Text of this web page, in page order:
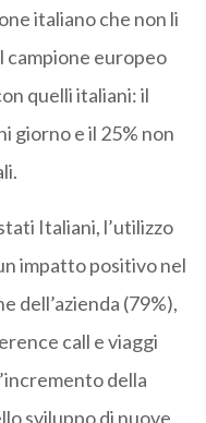
italiano che non li
campione europeo
quelli italiani: il
giorno e il 25% non
Italiani, l’utilizzo
impatto positivo nel
dell’azienda (79%),
call e viaggi
della
sviluppo di nuove